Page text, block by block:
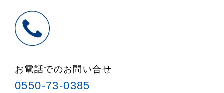
お電話でのお問い合せ
0550-73-0385